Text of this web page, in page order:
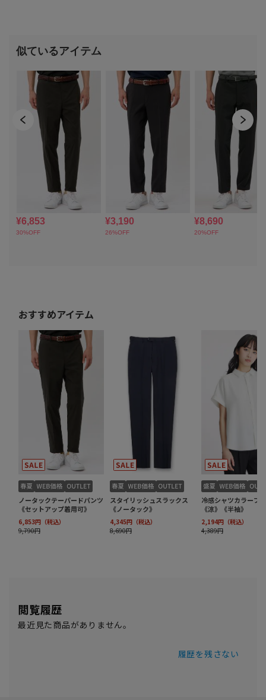
閲覧履歴
最近見た商品がありません。
履歴を残さない